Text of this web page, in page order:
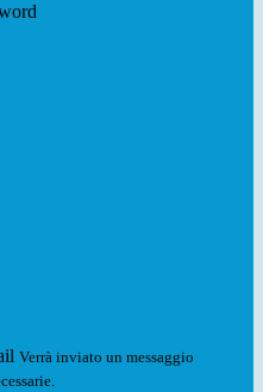
Verrà inviato un messaggio